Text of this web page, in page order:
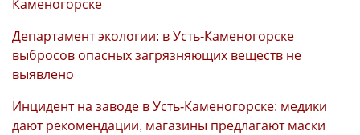
Каменогорске
Департамент экологии: в Усть-Каменогорске
выбросов опасных загрязняющих веществ не
выявлено
Инцидент на заводе в Усть-Каменогорске: медики
дают рекомендации, магазины предлагают маски